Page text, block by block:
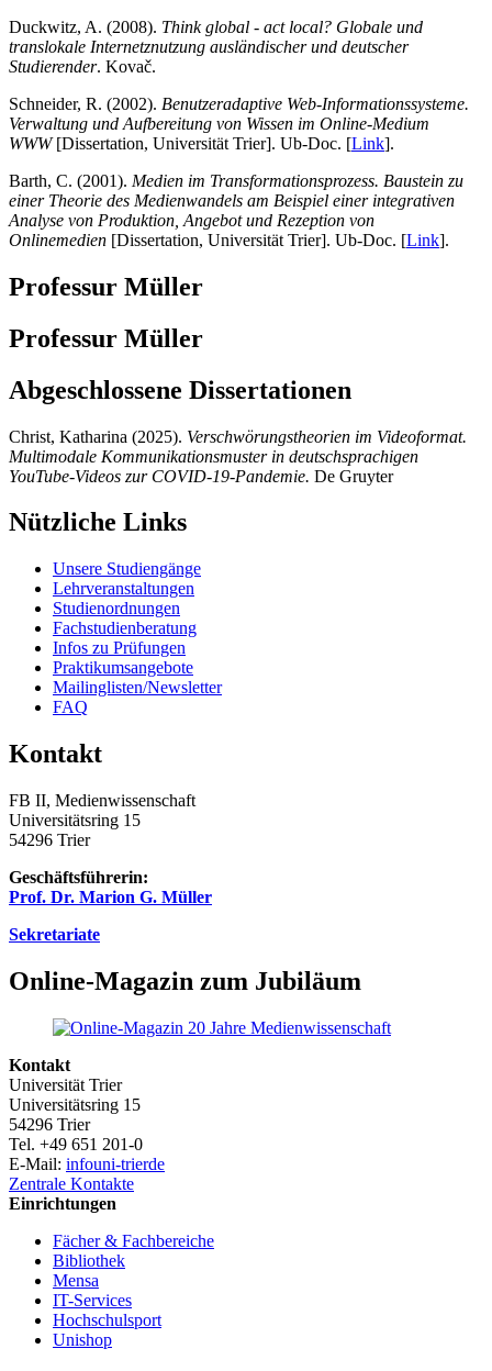
Duckwitz, A. (2008). Think global - act local? Globale und
translokale Internetznutzung ausländischer und deutscher
Studierender. Kovač.
Schneider, R. (2002). Benutzeradaptive Web-Informationssysteme.
Verwaltung und Aufbereitung von Wissen im Online-Medium
WWW[Dissertation, Universität Trier]. Ub-Doc. [Link].
Barth, C. (2001). Medien im Transformationsprozess. Baustein zu
einer Theorie des Medienwandels am Beispiel einer integrativen
Analyse von Produktion, Angebot und Rezeption von
Onlinemedien [Dissertation, Universität Trier]. Ub-Doc. [Link].
Professur Müller
Professur Müller
Abgeschlossene Dissertationen
Christ, Katharina (2025). Verschwörungstheorien im Videoformat.
Multimodale Kommunikationsmuster in deutschsprachigen
YouTube-Videos zur COVID-19-Pandemie. De Gruyter
Nützliche Links
Unsere Studiengänge
Lehrveranstaltungen
Studienordnungen
Fachstudienberatung
Infos zu Prüfungen
Praktikumsangebote
Mailinglisten/Newsletter
FAQ
Kontakt
FB II, Medienwissenschaft
Universitätsring 15
54296 Trier
Geschäftsführerin:
Prof. Dr. Marion G. Müller
Sekretariate
Online-Magazin zum Jubiläum
Kontakt
Universität Trier
Universitätsring 15
54296 Trier
Tel. +49 651 201-0
E-Mail: infouni-trierde
Zentrale Kontakte
Einrichtungen
Fächer & Fachbereiche
Bibliothek
Mensa
IT-Services
Hochschulsport
Unishop